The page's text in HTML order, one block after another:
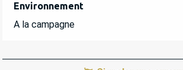
Environnement
Environnement
A la campagne